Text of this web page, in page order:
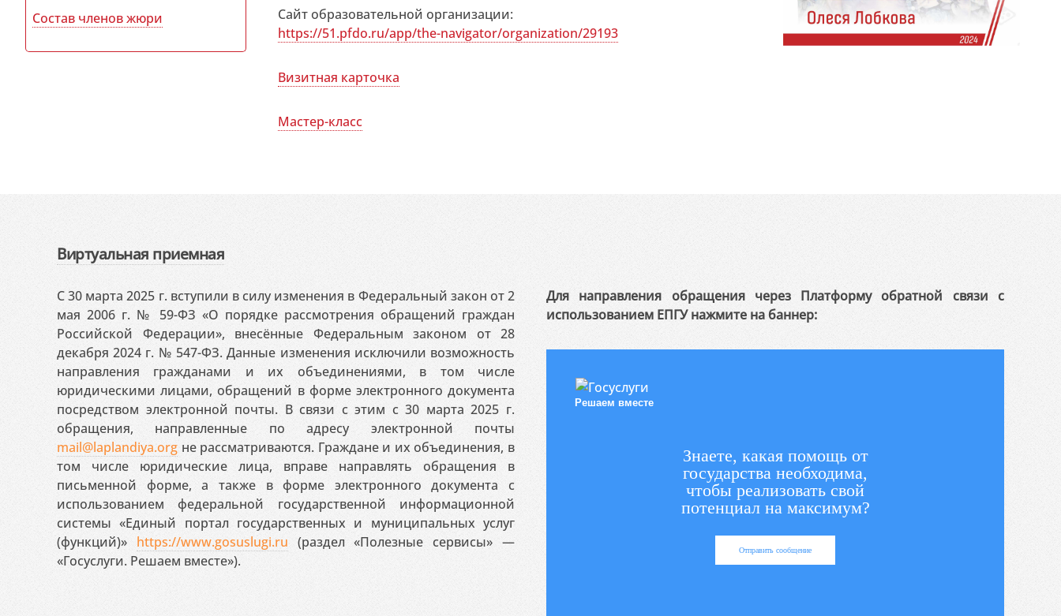
Состав членов жюри
Сайт образовательной организации:
https://51.pfdo.ru/app/the-navigator/organization/29193
Визитная карточка
Мастер-класс
Виртуальная приемная
С 30 марта 2025 г. вступили в силу изменения в Федеральный закон от 2
мая 2006 г. № 59-ФЗ «О порядке рассмотрения обращений граждан
Российской Федерации», внесённые Федеральным законом от 28
декабря 2024 г. № 547-ФЗ. Данные изменения исключили возможность
направления гражданами и их объединениями, в том числе
юридическими лицами, обращений в форме электронного документа
посредством электронной почты. В связи с этим с 30 марта 2025 г.
обращения, направленные по адресу электронной почты
mail@laplandiya.org не рассматриваются. Граждане и их объединения, в
том числе юридические лица, вправе направлять обращения в
письменной форме, а также в форме электронного документа с
использованием федеральной государственной информационной
системы «Единый портал государственных и муниципальных услуг
(функций)» https://www.gosuslugi.ru (раздел «Полезные сервисы» —
«Госуслуги. Решаем вместе»).
Для направления обращения через Платформу обратной связи с
использованием ЕПГУ нажмите на баннер:
Решаем вместе
Знаете, какая помощь от
государства необходима,
чтобы реализовать свой
потенциал на максимум?
Отправить сообщение